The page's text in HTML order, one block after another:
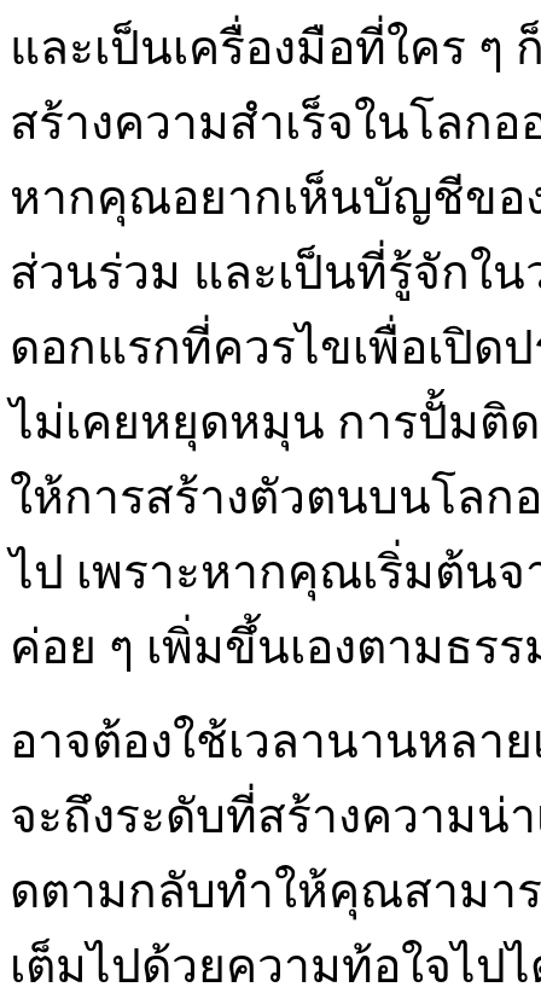
และเป็นเครื่องมือที่ใคร ๆ
สร้างความสำเร็จในโลก
หากคุณอยากเห็นบัญชีขอ
ส่วนร่วม และเป็นที่รู้จักใ
ดอกแรกที่ควรไขเพื่อเปิด
ไม่เคยหยุดหมุน การปั้มติ
ให้การสร้างตัวตนบนโลก
ไป เพราะหากคุณเริ่มต้น
ค่อย ๆ เพิ่มขึ้นเองตามธร
อาจต้องใช้เวลานานหลา
จะถึงระดับที่สร้างความน่
ดตามกลับทำให้คุณสามา
เต็มไปด้วยความท้อใจไป